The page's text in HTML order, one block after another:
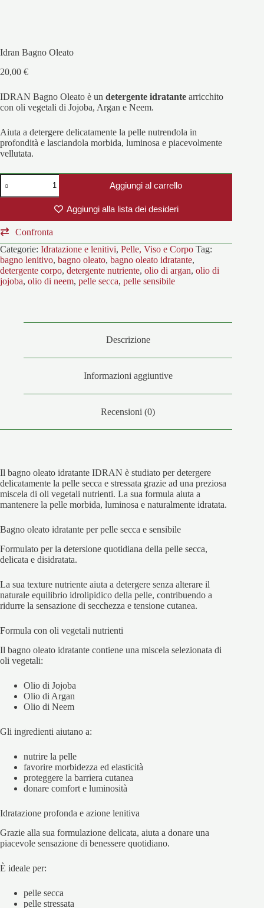
Idran Bagno Oleato
20,00 €
IDRAN Bagno Oleato è un detergente idratante arricchito
con oli vegetali di Jojoba, Argan e Neem.
Aiuta a detergere delicatamente la pelle nutrendola in
profondità e lasciandola morbida, luminosa e piacevolmente
vellutata.
Idran
Bagno
Oleato
Aggiungi al carrello
Aggiungi alla lista dei desideri
Confronta
Categorie: Idratazione e lenitivi, Pelle, Viso e Corpo Tag:
bagno lenitivo, bagno oleato, bagno oleato idratante,
detergente corpo, detergente nutriente, olio di argan, olio di
jojoba, olio di neem, pelle secca, pelle sensibile
Descrizione
Informazioni aggiuntive
Recensioni (0)
Il bagno oleato idratante IDRAN è studiato per detergere
delicatamente la pelle secca e stressata grazie ad una preziosa
miscela di oli vegetali nutrienti. La sua formula aiuta a
mantenere la pelle morbida, luminosa e naturalmente idratata.
Bagno oleato idratante per pelle secca e sensibile
Formulato per la detersione quotidiana della pelle secca,
delicata e disidratata.
La sua texture nutriente aiuta a detergere senza alterare il
naturale equilibrio idrolipidico della pelle, contribuendo a
ridurre la sensazione di secchezza e tensione cutanea.
Formula con oli vegetali nutrienti
Il bagno oleato idratante contiene una miscela selezionata di
oli vegetali:
Olio di Jojoba
Olio di Argan
Olio di Neem
Gli ingredienti aiutano a:
nutrire la pelle
favorire morbidezza ed elasticità
proteggere la barriera cutanea
donare comfort e luminosità
Idratazione profonda e azione lenitiva
Grazie alla sua formulazione delicata, aiuta a donare una
piacevole sensazione di benessere quotidiano.
È ideale per:
pelle secca
pelle stressata